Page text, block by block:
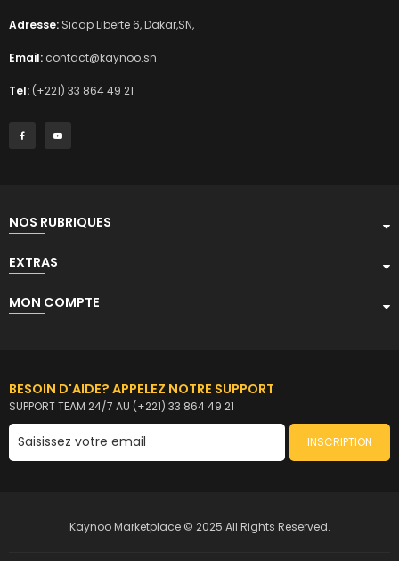
Adresse: Sicap Liberte 6, Dakar,SN,
Email: contact@kaynoo.sn
Tel: (+221) 33 864 49 21
NOS RUBRIQUES
EXTRAS
MON COMPTE
BESOIN D'AIDE? APPELEZ NOTRE SUPPORT
SUPPORT TEAM 24/7 AU (+221) 33 864 49 21
INSCRIPTION
Kaynoo Marketplace © 2025 All Rights Reserved.